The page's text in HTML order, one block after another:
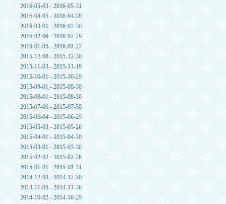
2016-05-03 - 2016-05-31
2016-04-05 - 2016-04-28
2016-03-01 - 2016-03-30
2016-02-09 - 2016-02-29
2016-01-05 - 2016-01-27
2015-12-08 - 2015-12-30
2015-11-03 - 2015-11-19
2015-10-01 - 2015-10-29
2015-09-01 - 2015-09-30
2015-08-01 - 2015-08-30
2015-07-06 - 2015-07-30
2015-06-04 - 2015-06-29
2015-05-03 - 2015-05-26
2015-04-01 - 2015-04-30
2015-03-01 - 2015-03-30
2015-02-02 - 2015-02-26
2015-01-01 - 2015-01-31
2014-12-03 - 2014-12-30
2014-11-05 - 2014-11-30
2014-10-02 - 2014-10-29